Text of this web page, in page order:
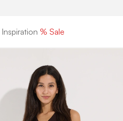
Inspiration % Sale